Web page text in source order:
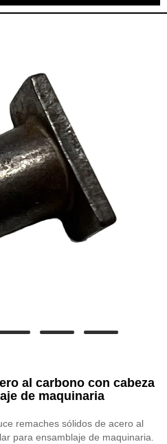
al carbono con cabeza
de maquinaria
remaches sólidos de acero al
para ensamblaje de maquinaria.